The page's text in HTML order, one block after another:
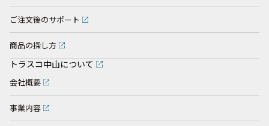
ご注文後のサポート
商品の探し方
トラスコ中山について
会社概要
事業内容